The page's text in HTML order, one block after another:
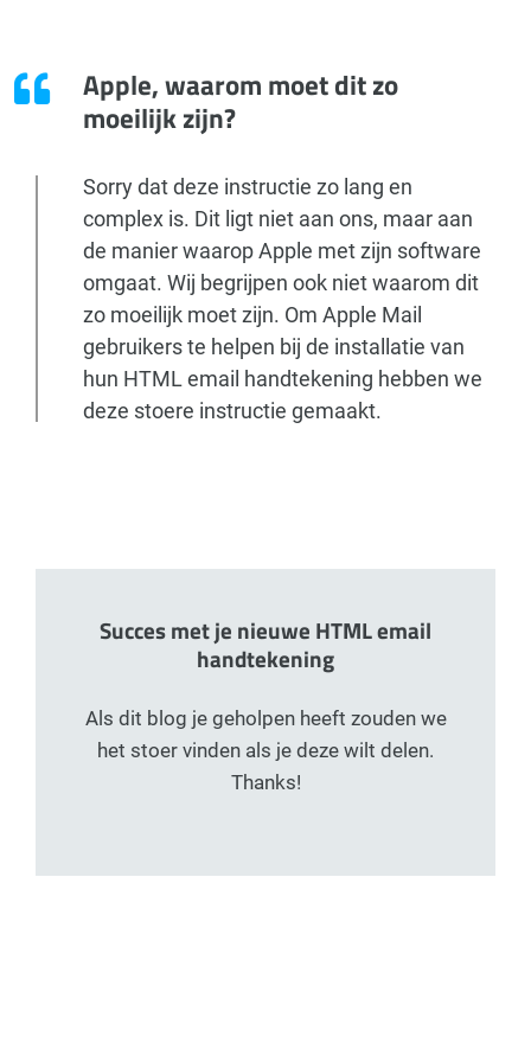
Apple, waarom moet dit zo
moeilijk zijn?
Sorry dat deze instructie zo lang en
complex is. Dit ligt niet aan ons, maar aan
de manier waarop Apple met zijn software
omgaat. Wij begrijpen ook niet waarom dit
zo moeilijk moet zijn. Om Apple Mail
gebruikers te helpen bij de installatie van
hun HTML email handtekening hebben we
deze stoere instructie gemaakt.
Succes met je nieuwe HTML email
handtekening
Als dit blog je geholpen heeft zouden we
het stoer vinden als je deze wilt delen.
Thanks!